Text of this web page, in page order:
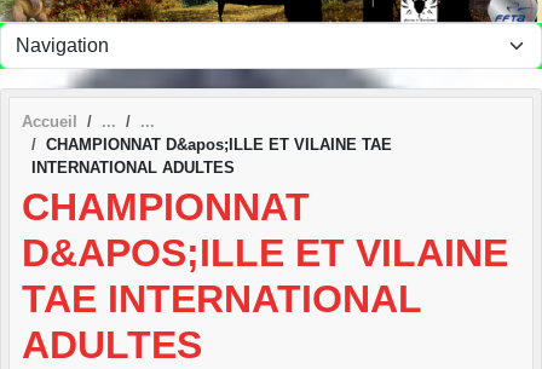
Accueil
CHAMPIONNAT D&apos;ILLE ET VILAINE TAE
INTERNATIONAL ADULTES
CHAMPIONNAT
D&APOS;ILLE ET VILAINE
TAE INTERNATIONAL
ADULTES